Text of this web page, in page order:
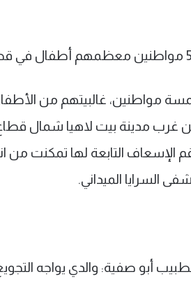
مواطنين، غالبيتهم من
غرب مدينة بيت لاهيا شمال
الإسعاف التابعة لها تمكنت
السرايا الميداني.